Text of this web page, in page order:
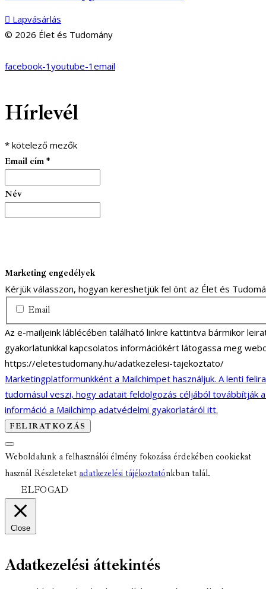
Lapvásárlás
© 2026 Élet és Tudomány
facebook-1 youtube-1 email
Hírlevél
* kötelező mezők
Email cím *
Név
Marketing engedélyek
Kérjük válasszon, hogyan kereshetjük fel önt az Élet és
Email
Az e-mailjeink láblécében található linkre kattintva bármikor
gyakorlatunkkal kapcsolatos információkért látogassa meg
https://eletestudomany.hu/adatkezelesi-tajekoztato/
Marketingplatformunkként a Mailchimpet használjuk. A lenti
tudomásul veszi, hogy adatait feldolgozás céljából továbbítják
információ a Mailchimp adatvédelmi gyakorlatáról itt.
Weboldalunk a felhasználói élmény fokozása érdekében cookiekat
használ Részleteket adatkezelési tájékoztatónkban talál.
ELFOGAD
Close
Adatkezelési áttekintés